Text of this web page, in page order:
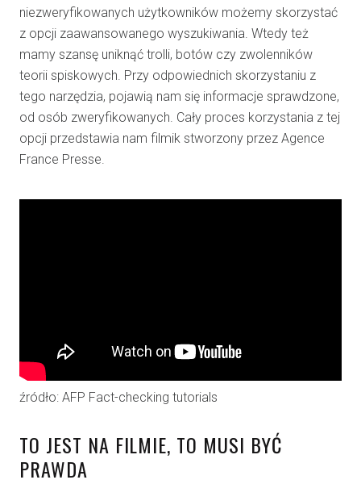
niezweryfikowanych użytkowników możemy skorzystać
z opcji zaawansowanego wyszukiwania. Wtedy też
mamy szansę uniknąć trolli, botów czy zwolenników
teorii spiskowych. Przy odpowiednich skorzystaniu z
tego narzędzia, pojawią nam się informacje sprawdzone,
od osób zweryfikowanych. Cały proces korzystania z tej
opcji przedstawia nam filmik stworzony przez Agence
France Presse.
źródło: AFP Fact-checking tutorials
TO JEST NA FILMIE, TO MUSI BYĆ
PRAWDA